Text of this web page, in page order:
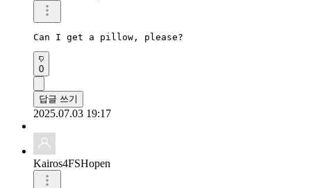
Can I get a pillow, please?
0
답글 쓰기
2025.07.03 19:17
Kairos4FSHopen